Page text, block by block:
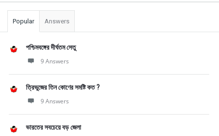
Popular Answers
পশ্চিমবঙ্গের দীর্ঘতম সেতু
9 Answers
ত্রিভুজের তিন কোণের সমষ্টি কত ?
9 Answers
ভারতের সবচেয়ে বড় জেলা